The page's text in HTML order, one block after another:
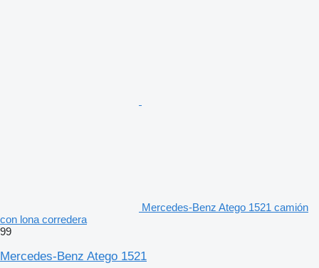
Mercedes-Benz Atego 1521 camión
con lona corredera
99
Mercedes-Benz Atego 1521